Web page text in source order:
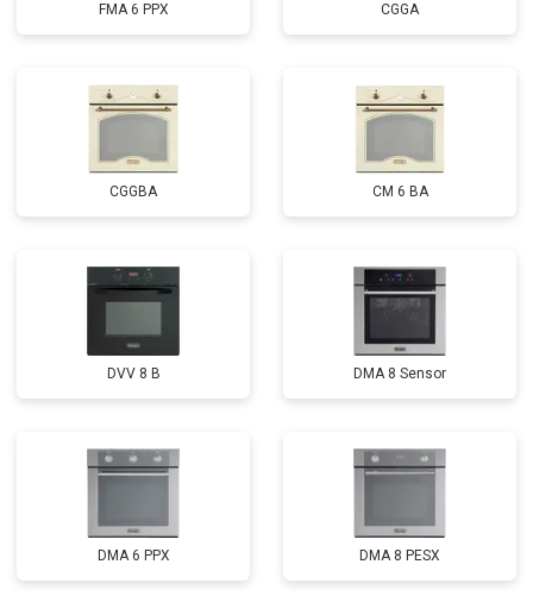
FMA 6 PPX CGGA
CGGBA CM 6 BA
DVV 8 B DMA 8 Sensor
DMA 6 PPX DMA 8 PESX